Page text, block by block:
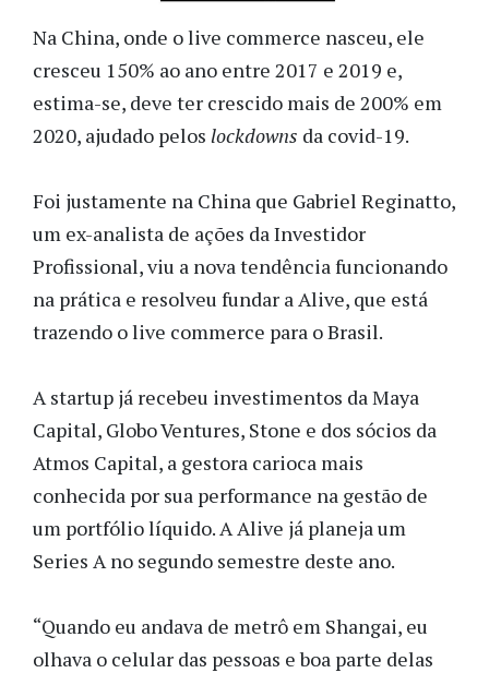
Na China, onde o live commerce nasceu, ele
cresceu 150% ao ano entre 2017 e 2019 e,
estima-se, deve ter crescido mais de 200% em
2020, ajudado pelos lockdowns da covid-19.
Foi justamente na China que Gabriel Reginatto,
um ex-analista de ações da Investidor
Profissional, viu a nova tendência funcionando
na prática e resolveu fundar a Alive, que está
trazendo o live commerce para o Brasil.
A startup já recebeu investimentos da Maya
Capital, Globo Ventures, Stone e dos sócios da
Atmos Capital, a gestora carioca mais
conhecida por sua performance na gestão de
um portfólio líquido. A Alive já planeja um
Series A no segundo semestre deste ano.
“Quando eu andava de metrô em Shangai, eu
olhava o celular das pessoas e boa parte delas